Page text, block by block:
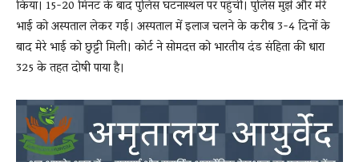
किया। 15-20 मिनट के बाद पुलिस घटनास्थल पर पहुंची। पुलिस मुझे और मेरे
भाई को अस्पताल लेकर गई। अस्पताल में इलाज चलने के करीब 3-4 दिनों के
बाद मेरे भाई को छुट्टी मिली। कोर्ट ने सोमदत्त को भारतीय दंड संहिता की धारा
325 के तहत दोषी पाया है।